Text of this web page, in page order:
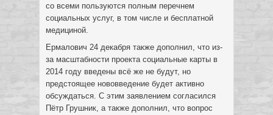
со всеми пользуются полным перечнем
социальных услуг, в том числе и бесплатной
медициной.
Ермалович 24 декабря также дополнил, что из-
за масштабности проекта социальные карты в
2014 году введены всё же не будут, но
предстоящее нововведение будет активно
обсуждаться. С этим заявлением согласился
Пётр Грушник, а также дополнил, что вопрос